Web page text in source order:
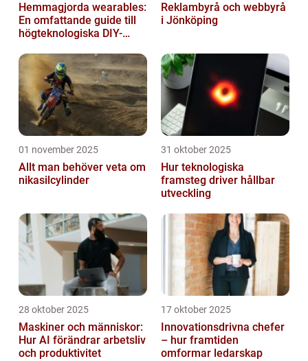
Hemmagjorda wearables:
En omfattande guide till
högteknologiska DIY-
Reklambyrå och webbyrå
i Jönköping
01 november 2025
Allt man behöver veta om
nikasilcylinder
31 oktober 2025
Hur teknologiska
framsteg driver hållbar
utveckling
28 oktober 2025
Maskiner och människor:
Hur AI förändrar arbetsliv
och produktivitet
17 oktober 2025
Innovationsdrivna chefer
– hur framtiden
omformar ledarskap